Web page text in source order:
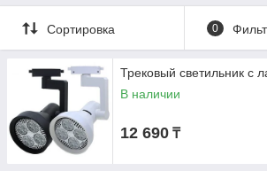
Они широко применяются для
вывесок, выставочного товара,
объектов, которым требуется
Каталог
Сортировка 0
Трековый светильник с
В наличии
12 690 ₸